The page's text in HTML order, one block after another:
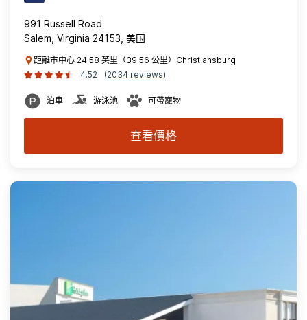
991 Russell Road
Salem, Virginia 24153, 美国
距離市中心 24.58 英里（39.56 公里）Christiansburg
4.52
(2034 reviews)
泊車 游泳池 可帶寵物
查看價格